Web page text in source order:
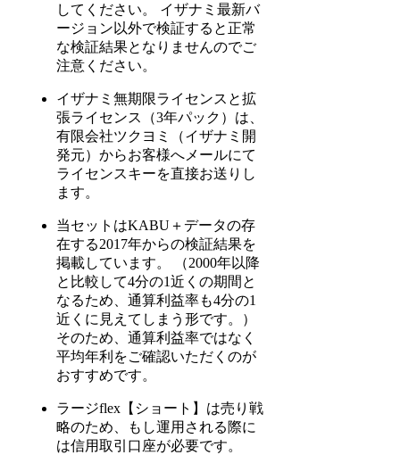
してください。 イザナミ最新バ
ージョン以外で検証すると正常
な検証結果となりませんのでご
注意ください。
イザナミ無期限ライセンスと拡
張ライセンス（3年パック）は、
有限会社ツクヨミ（イザナミ開
発元）からお客様へメールにて
ライセンスキーを直接お送りし
ます。
当セットはKABU＋データの存
在する2017年からの検証結果を
掲載しています。 （2000年以降
と比較して4分の1近くの期間と
なるため、通算利益率も4分の1
近くに見えてしまう形です。）
そのため、通算利益率ではなく
平均年利をご確認いただくのが
おすすめです。
ラージflex【ショート】は売り戦
略のため、もし運用される際に
は信用取引口座が必要です。